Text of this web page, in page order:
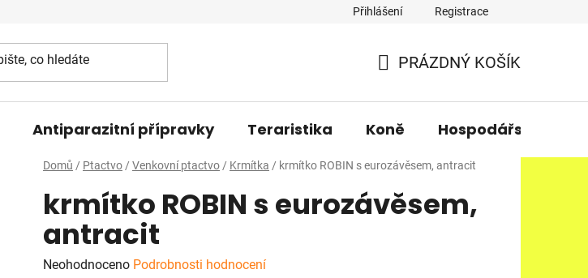
Přihlášení Registrace
KOŠÍK
PRÁZDNÝ KOŠÍK
Antiparazitní přípravky Teraristika Koně Hospodářská
Domů / Ptactvo / Venkovní ptactvo / Krmítka / krmítko ROBIN s eurozávěsem, antracit
krmítko ROBIN s eurozávěsem,
antracit
Průměrné
Neohodnoceno Podrobnosti hodnocení